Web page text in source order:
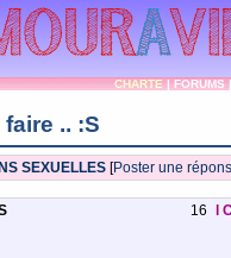
CHARTE|FORUMS
.. :S
SEXUELLES [Poster une
16 l